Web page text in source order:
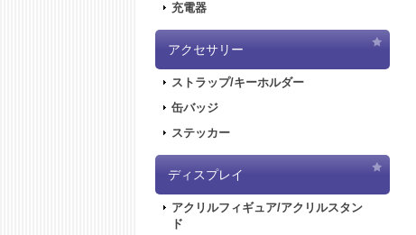
充電器
アクセサリー
ストラップ/キーホルダー
缶バッジ
ステッカー
ディスプレイ
アクリルフィギュア/アクリルスタン
ド